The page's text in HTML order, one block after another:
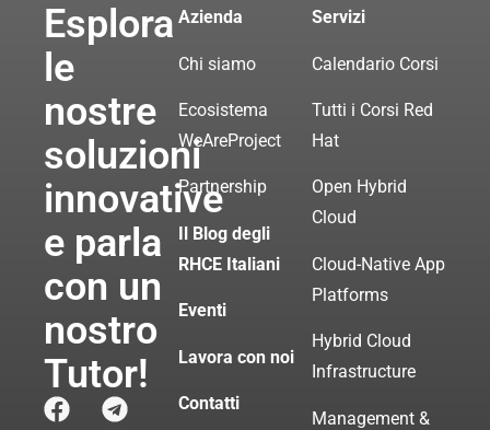
Esplora
le
nostre
soluzioni
innovative
e parla
con un
nostro
Tutor!
Azienda
Chi siamo
Ecosistema
WeAreProject
Partnership
Il Blog degli
RHCE Italiani
Eventi
Lavora con noi
Contatti
Servizi
Calendario Corsi
Tutti i Corsi Red
Hat
Open Hybrid
Cloud
Cloud-Native App
Platforms
Hybrid Cloud
Infrastructure
Management &